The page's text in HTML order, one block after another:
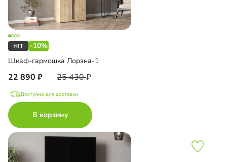
-10%
Шкаф-гармошка Лорэна-1
22 890 25 430
Доступно для доставки
В корзину